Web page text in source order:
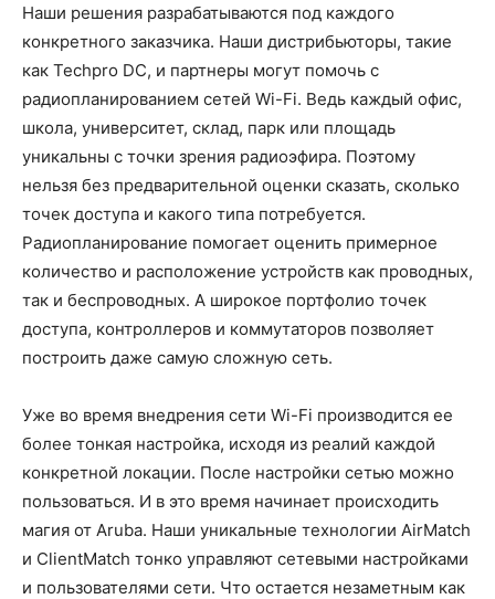
Наши решения разрабатываются под каждого
конкретного заказчика. Наши дистрибьюторы, такие
как Techpro DC, и партнеры могут помочь с
радиопланированием сетей Wi-Fi. Ведь каждый офис,
школа, университет, склад, парк или площадь
уникальны с точки зрения радиоэфира. Поэтому
нельзя без предварительной оценки сказать, сколько
точек доступа и какого типа потребуется.
Радиопланирование помогает оценить примерное
количество и расположение устройств как проводных,
так и беспроводных. А широкое портфолио точек
доступа, контроллеров и коммутаторов позволяет
построить даже самую сложную сеть.
Уже во время внедрения сети Wi-Fi производится ее
более тонкая настройка, исходя из реалий каждой
конкретной локации. После настройки сетью можно
пользоваться. И в это время начинает происходить
магия от Aruba. Наши уникальные технологии AirMatch
и ClientMatch тонко управляют сетевыми настройками
и пользователями сети. Что остается незаметным как